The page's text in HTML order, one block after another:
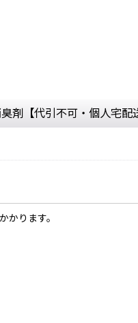
剤【代引不可・個人宅配
かります。